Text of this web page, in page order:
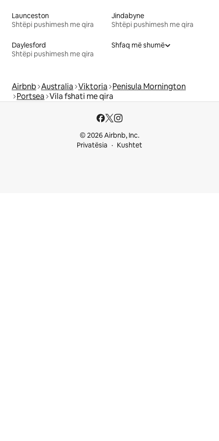
Launceston
Shtëpi pushimesh me qira
Jindabyne
Shtëpi pushimesh me qira
Daylesford
Shtëpi pushimesh me qira
Shfaq më shumë
Airbnb Australia Viktoria Penisula Mornington
Portsea Vila fshati me qira
© 2026 Airbnb, Inc.
Privatësia
Kushtet